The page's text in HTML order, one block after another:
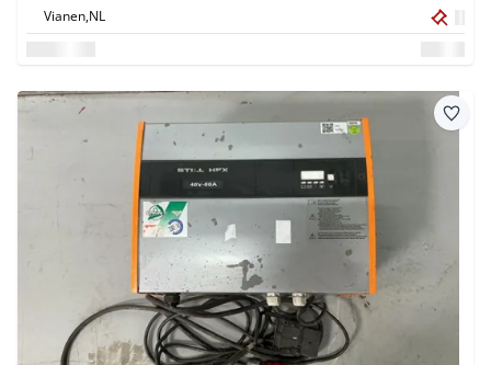
Vianen,NL